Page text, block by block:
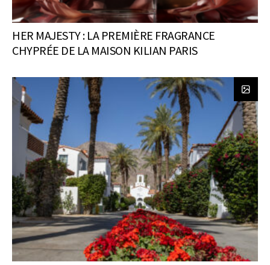
HER MAJESTY : LA PREMIÈRE FRAGRANCE
CHYPRÉE DE LA MAISON KILIAN PARIS